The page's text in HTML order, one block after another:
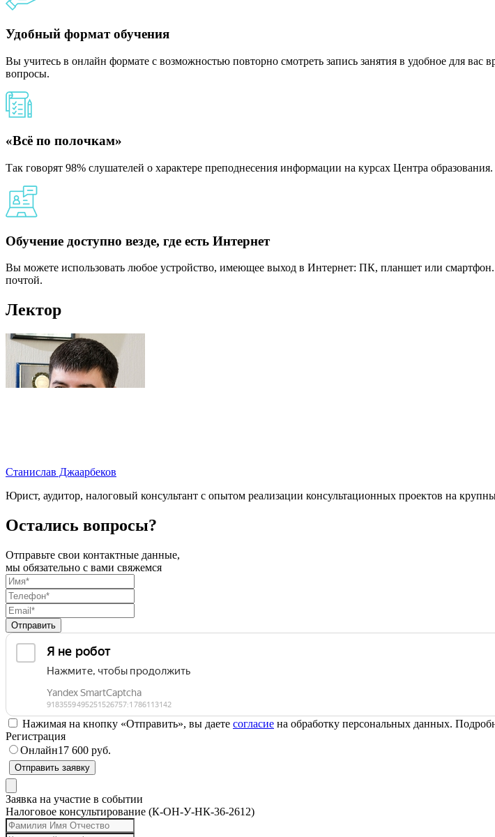
Удобный формат обучения
Вы учитесь в онлайн формате с возможностью повторно смотреть запись занятия в удобное для
вопросы.
«Всё по полочкам»
Так говорят 98% слушателей о характере преподнесения информации на курсах Центра образования.
Обучение доступно везде, где есть Интернет
Вы можете использовать любое устройство, имеющее выход в Интернет: ПК, планшет или
почтой.
Лектор
Станислав Джаарбеков
Юрист, аудитор, налоговый консультант с опытом реализации консультационных проектов на
Остались вопросы?
Отправьте свои контактные данные,
мы обязательно с вами свяжемся
Отправить
Нажимая на кнопку «Отправить», вы даете согласие на обработку персональных данных.
Регистрация
Онлайн17 600 руб.
Отправить заявку
Заявка на участие в событии
Налоговое консультирование (К-ОН-У-НК-36-2612)